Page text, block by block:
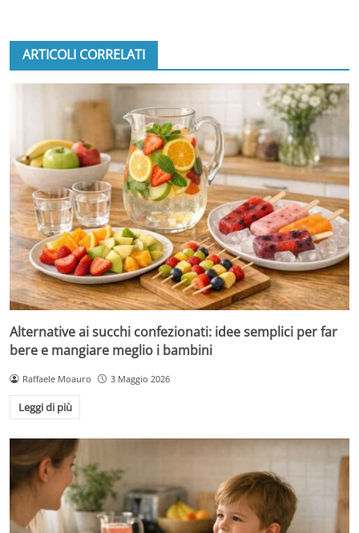
ARTICOLI CORRELATI
Alternative ai succhi confezionati: idee semplici per far
bere e mangiare meglio i bambini
Raffaele Moauro 3 Maggio 2026
Leggi di più